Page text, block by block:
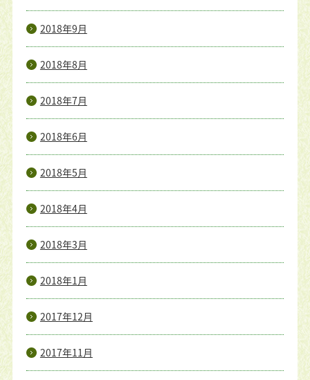
2018年9月
2018年8月
2018年7月
2018年6月
2018年5月
2018年4月
2018年3月
2018年1月
2017年12月
2017年11月